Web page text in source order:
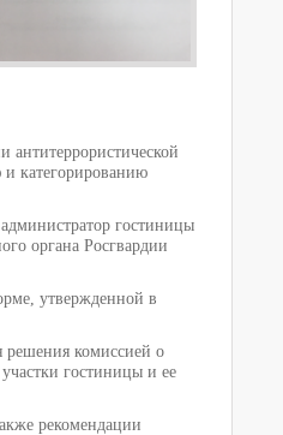
антитеррористической
категорированию
гостиницы
органа Росгвардии
утвержденной в
решения комиссией о
гостиницы и ее
рекомендации